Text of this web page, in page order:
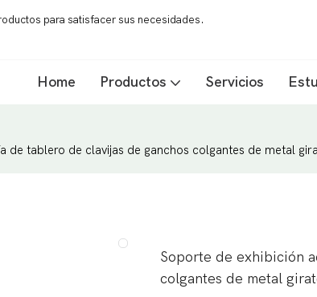
para satisfacer sus necesidades.
Home Productos Servicios
de tablero de clavijas de ganchos colgantes de metal
Soporte de exhibición
colgantes de metal